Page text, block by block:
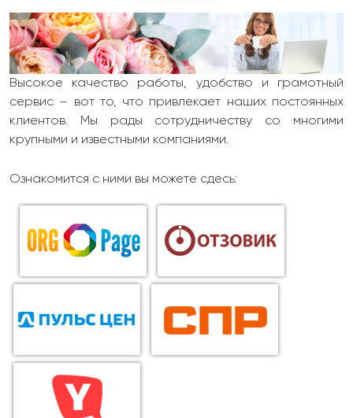
Высокое качество работы, удобство и грамотный
сервис – вот то, что привлекает наших постоянных
клиентов. Мы рады сотрудничеству со многими
крупными и известными компаниями.
Ознакомится с ними вы можете сдесь: